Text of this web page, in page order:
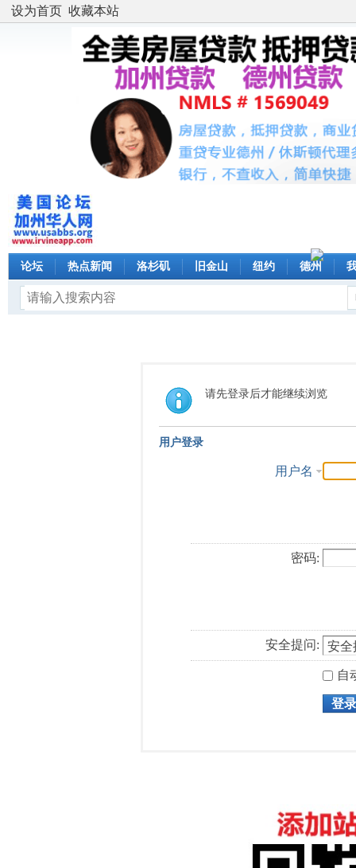
设为首页 收藏本站
论坛 热点新闻 洛杉矶 旧金山 纽约 德州
请先登录后才能继续浏览
用户登录
用户名
密码:
安全提问:
自
登录